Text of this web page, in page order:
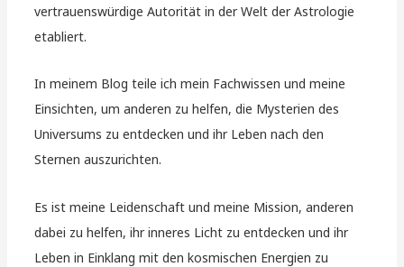
vertrauenswürdige Autorität in der Welt der Astrologie
etabliert.
In meinem Blog teile ich mein Fachwissen und meine
Einsichten, um anderen zu helfen, die Mysterien des
Universums zu entdecken und ihr Leben nach den
Sternen auszurichten.
Es ist meine Leidenschaft und meine Mission, anderen
dabei zu helfen, ihr inneres Licht zu entdecken und ihr
Leben in Einklang mit den kosmischen Energien zu